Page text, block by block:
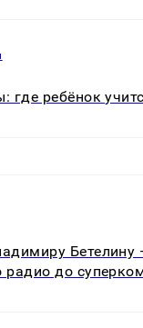
где ребёнок
Бетелину
радио до